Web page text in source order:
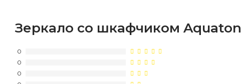
Зеркало со шкафчиком
0
0
0